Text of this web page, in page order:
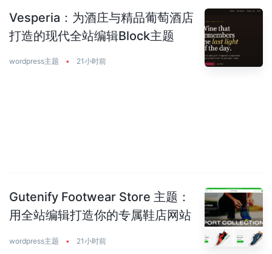
Vesperia：为酒庄与精品葡萄酒店
打造的现代全站编辑Block主题
wordpress主题 • 21小时前
Gutenify Footwear Store 主题：
用全站编辑打造你的专属鞋店网站
wordpress主题 • 21小时前